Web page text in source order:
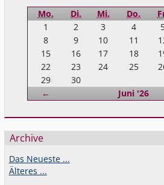
Mo. Di. Mi. Do.
← Juni '26
1 2 3 4
8
9 10 11
15
16 17 18
22
23 24 25
29
30
Archive
Das Neueste ...
Älteres ...